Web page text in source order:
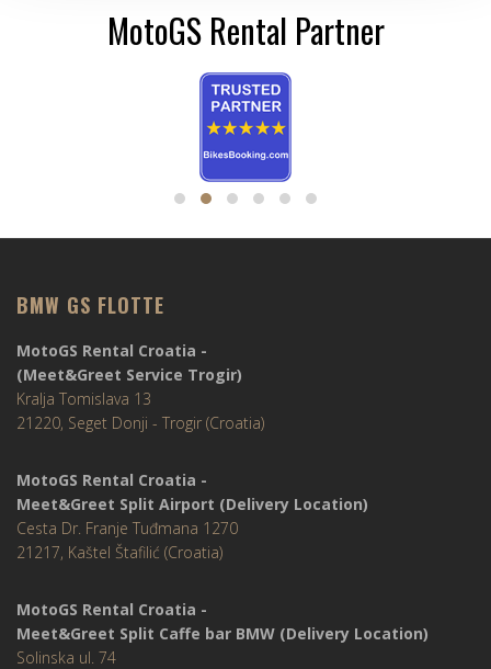
MotoGS Rental Partner
BMW GS FLOTTE
MotoGS Rental Croatia -
(Meet&Greet Service Trogir)
Kralja Tomislava 13
21220, Seget Donji - Trogir (Croatia)
MotoGS Rental Croatia -
Meet&Greet Split Airport (Delivery Location)
Cesta Dr. Franje Tuđmana 1270
21217, Kaštel Štafilić (Croatia)
MotoGS Rental Croatia -
Meet&Greet Split Caffe bar BMW (Delivery Location)
Solinska ul. 74